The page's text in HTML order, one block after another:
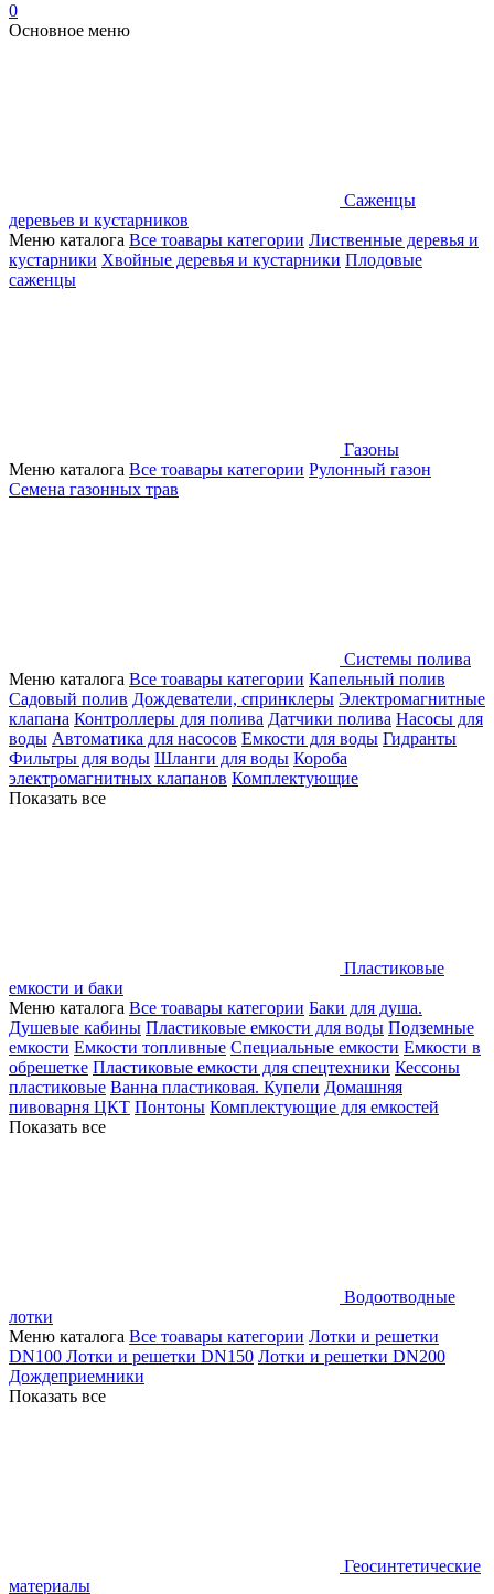
0
Основное меню
Саженцы
деревьев и кустарников
Меню каталога Все тоавары категории Лиственные деревья и
кустарники Хвойные деревья и кустарники Плодовые
саженцы
Газоны
Меню каталога Все тоавары категории Рулонный газон
Семена газонных трав
Системы полива
Меню каталога Все тоавары категории Капельный полив
Садовый полив Дождеватели, спринклеры Электромагнитные
клапана Контроллеры для полива Датчики полива Насосы для
воды Автоматика для насосов Емкости для воды Гидранты
Фильтры для воды Шланги для воды Короба
электромагнитных клапанов Комплектующие
Показать все
Пластиковые
емкости и баки
Меню каталога Все тоавары категории Баки для душа.
Душевые кабины Пластиковые емкости для воды Подземные
емкости Емкости топливные Специальные емкости Емкости в
обрешетке Пластиковые емкости для спецтехники Кессоны
пластиковые Ванна пластиковая. Купели Домашняя
пивоварня ЦКТ Понтоны Комплектующие для емкостей
Показать все
Водоотводные
лотки
Меню каталога Все тоавары категории Лотки и решетки
DN100 Лотки и решетки DN150 Лотки и решетки DN200
Дождеприемники
Показать все
Геосинтетические
материалы